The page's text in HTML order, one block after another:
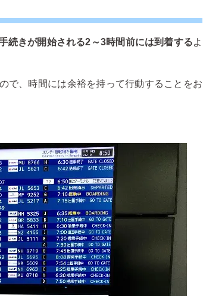
続きが開始される2～3時間前には到着するよ
で、時間には余裕を持って行動することをお